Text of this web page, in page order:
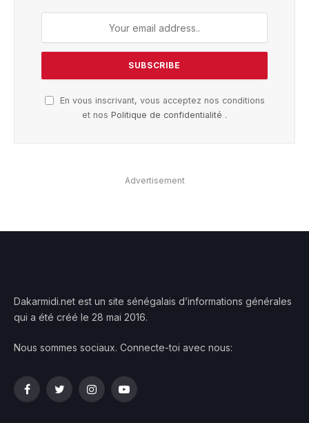
En vous inscrivant, vous acceptez nos conditions
et nos Politique de confidentialité .
Advertisement
Dakarmidi.net est un site sénégalais d’informations générales
qui a été créé le 28 mai 2016.
Nous sommes sociaux. Connecte-toi avec nous:
FacebookTwitterInstagramYouTube